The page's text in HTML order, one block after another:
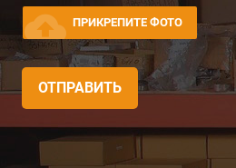
cloud_upload ПРИКРЕПИТЕ ФОТО
ОТПРАВИТЬ